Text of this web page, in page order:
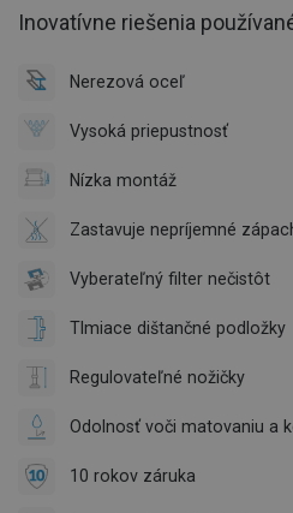
Inovatívne riešenia
Nerezová oceľ
Vysoká priepustnosť
Nízka montáž
Zastavuje nepríjemné
Vyberateľný filter nečistôt
Tlmiace dištančné podložky
Regulovateľné nožičky
Odolnosť voči matovaniu a
10 rokov záruka